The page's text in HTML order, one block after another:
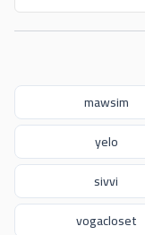
mawsim
yelo
sivvi
vogacloset